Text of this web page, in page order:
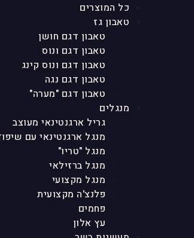
כל המוצרים
טאבון גז
טאבון דגם חושן
טאבון דגם ונוס
טאבון דגם ונוס קינג
טאבון דגם נגה
טאבון דגם "מערה"
מנגלים
גריל ארגנטינאי מעוצב
מנגל ארגנטינאי עם
מנגל "טריו"
מנגל ברזילאי
מנגל מקצועי
פלנצ'ה מקצועית
פחמים
עץ אלון